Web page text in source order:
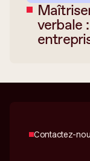
verbale
Contactez-